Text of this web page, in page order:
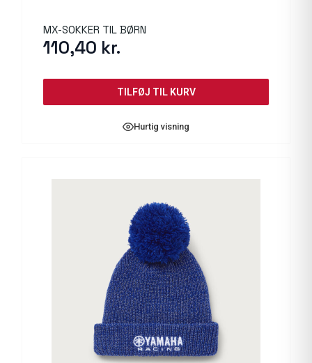
MX-SOKKER TIL BØRN
110,40 kr.
TILFØJ TIL KURV
Hurtig visning